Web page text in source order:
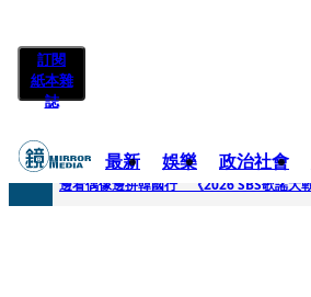
訂閱
紙本雜
誌
最新 娛樂 政治社會
快訊